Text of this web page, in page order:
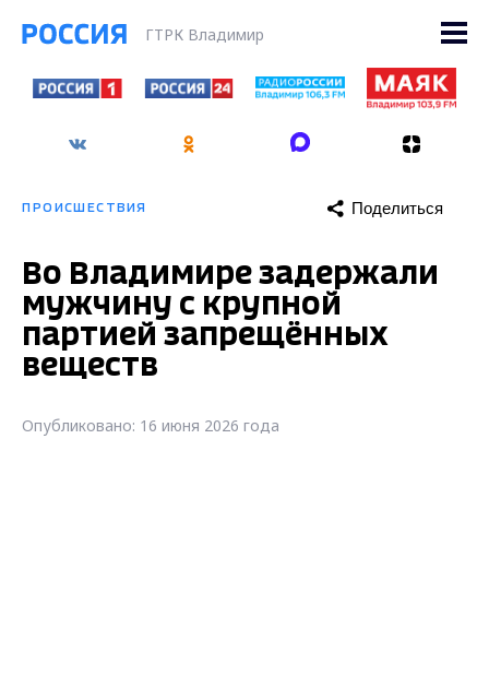
ГТРК Владимир
ПРОИСШЕСТВИЯ Поделиться
Во Владимире задержали
мужчину с крупной
партией запрещённых
веществ
Опубликовано: 16 июня 2026 года